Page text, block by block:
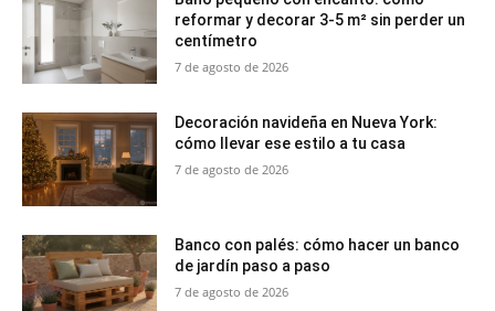
reformar y decorar 3-5 m² sin perder un
centímetro
7 de agosto de 2026
Decoración navideña en Nueva York:
cómo llevar ese estilo a tu casa
7 de agosto de 2026
Banco con palés: cómo hacer un banco
de jardín paso a paso
7 de agosto de 2026